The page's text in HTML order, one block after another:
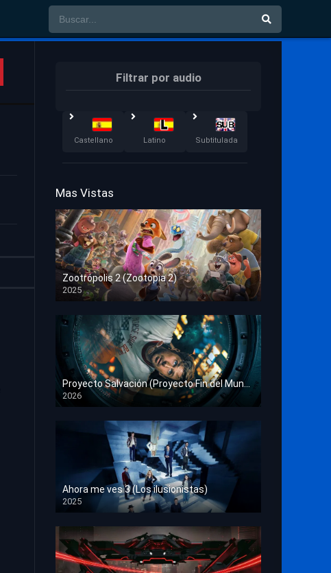
Filtrar por audio
Castellano Latino Subtitulada
Mas Vistas
Zootrópolis 2 (Zootopia 2)
2025
HD 1080p
Proyecto Salvación (Proyecto Fin del Mundo)
2026
HD 1080p
Ahora me ves 3 (Los ilusionistas)
2025
HD 1080p